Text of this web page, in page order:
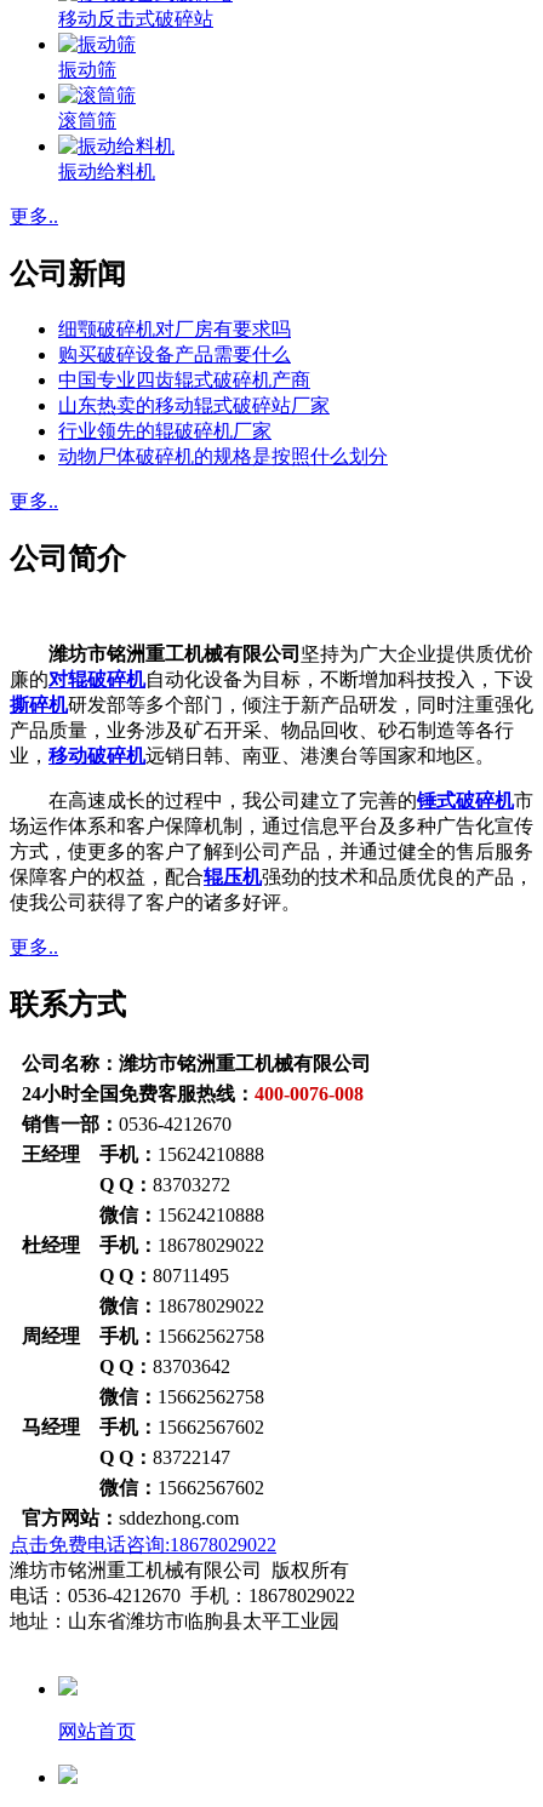
移动反击式破碎站
振动筛
滚筒筛
振动给料机
更多..
公司新闻
细颚破碎机对厂房有要求吗
购买破碎设备产品需要什么
中国专业四齿辊式破碎机产商
山东热卖的移动辊式破碎站厂家
行业领先的辊破碎机厂家
动物尸体破碎机的规格是按照什么划分
更多..
公司简介
潍坊市铭洲重工机械有限公司 坚持为广大企业提供质优价
廉的对辊破碎机自动化设备为目标，不断增加科技投入，下设
撕碎机研发部等多个部门，倾注于新产品研发，同时注重强化
产品质量，业务涉及矿石开采、物品回收、砂石制造等各行
业， 移动破碎机远销日韩、南亚、港澳台等国家和地区。
在高速成长的过程中，我公司建立了完善的锤式破碎机市
场运作体系和客户保障机制，通过信息平台及多种广告化宣传
方式，使更多的客户了解到公司产品，并通过健全的售后服务
保障客户的权益，配合辊压机强劲的技术和品质优良的产品，
使我公司获得了客户的诸多好评。
更多..
联系方式
公司名称：潍坊市铭洲重工机械有限公司
24小时全国免费客服热线： 400-0076-008
销售一部： 0536-4212670
王经理 手机： 15624210888
Q Q： 83703272
微信： 15624210888
杜经理 手机： 18678029022
Q Q： 80711495
微信： 18678029022
周经理 手机： 15662562758
Q Q： 83703642
微信： 15662562758
马经理 手机： 15662567602
Q Q： 83722147
微信： 15662567602
官方网站： sddezhong.com
点击免费电话咨询:18678029022
潍坊市铭洲重工机械有限公司 版权所有
电话：0536-4212670 手机：18678029022
地址：山东省潍坊市临朐县太平工业园
网站首页